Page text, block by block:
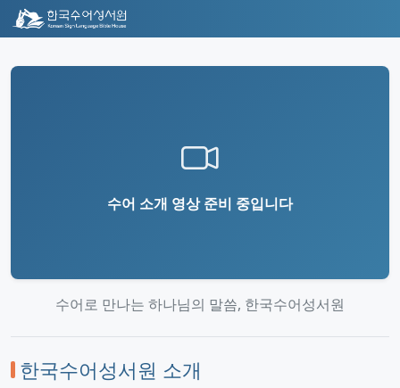
수어 소개 영상 준비 중입니다
수어로 만나는 하나님의 말씀, 한국수어성서원
한국수어성서원 소개